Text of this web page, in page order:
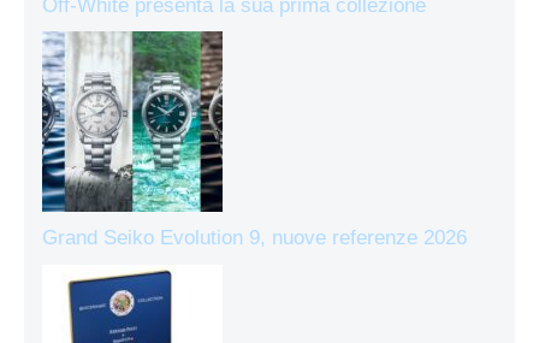
Off-White presenta la sua prima collezione
Grand Seiko Evolution 9, nuove referenze 2026